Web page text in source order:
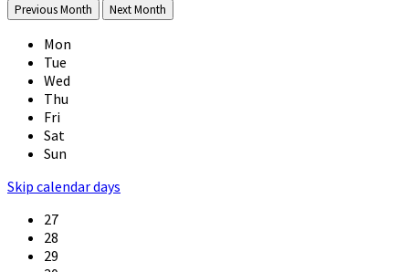
Previous Month Next Month
Mon
Tue
Wed
Thu
Fri
Sat
Sun
Skip calendar days
27
28
29